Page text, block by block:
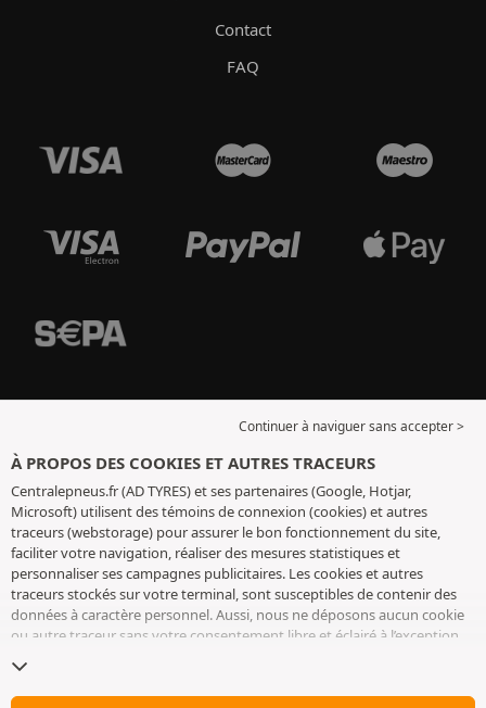
Contact
FAQ
Continuer à naviguer sans accepter >
À PROPOS DES COOKIES ET AUTRES TRACEURS
Centralepneus.fr (AD TYRES) et ses partenaires (Google, Hotjar,
Microsoft) utilisent des témoins de connexion (cookies) et autres
traceurs (webstorage) pour assurer le bon fonctionnement du site,
faciliter votre navigation, réaliser des mesures statistiques et
personnaliser ses campagnes publicitaires. Les cookies et autres
traceurs stockés sur votre terminal, sont susceptibles de contenir des
données à caractère personnel. Aussi, nous ne déposons aucun cookie
ou autre traceur sans votre consentement libre et éclairé à l’exception
conservons votre choix pendant 6 mois. Vous pouvez retirer votre
consentement à tout moment en vous rendant sur lapage cookies et